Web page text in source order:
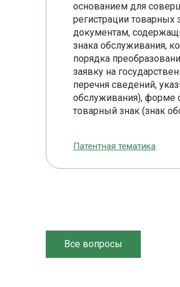
основанием для
регистрации товарных
документам,
знака обслуживания,
порядка
заявку на
перечня сведений,
обслуживания), форме
товарный знак (знак
Патентная тематика
Все вопросы